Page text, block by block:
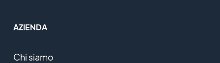
AZIENDA
Chi siamo